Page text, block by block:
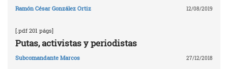
Ramón César González Ortiz 12/08/2019
[.pdf 201 págs]
Putas, activistas y periodistas
Subcomandante Marcos 27/12/2018